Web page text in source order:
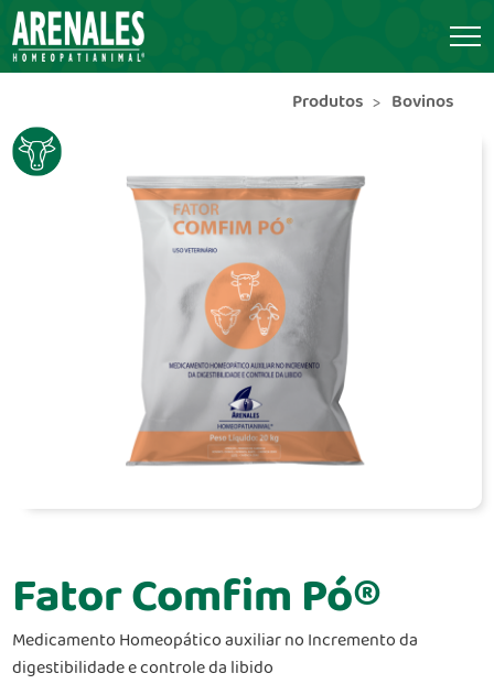
Produtos Bovinos
Fator Comfim Pó®
Medicamento Homeopático auxiliar no Incremento da
digestibilidade e controle da libido